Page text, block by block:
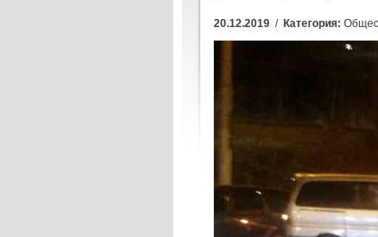
20.12.2019 / Категория: